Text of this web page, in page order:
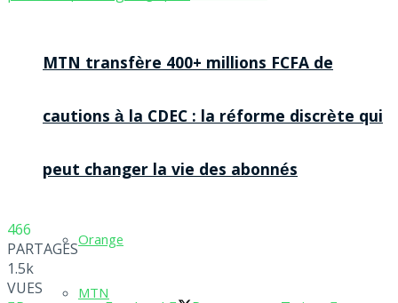
MTN transfère 400+ millions FCFA de
cautions à la CDEC : la réforme discrète qui
peut changer la vie des abonnés
Orange
MTN
466
PARTAGES
1.5k
VUES